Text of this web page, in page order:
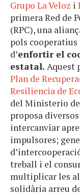
Grupo La Veloz i
primera Red de
(RPC), una
pols cooperatius
d’enfortir el
estatal. Aquest
Plan de
Resiliencia de
del Ministerio de
proposa diversos
intercanviar
impulsores;
treball i el
multiplicar les
solidària arreu